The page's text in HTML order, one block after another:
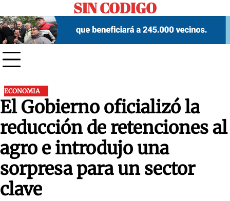
to
content
SIN CODIGO
ECONOMIA
El Gobierno oficializó la
reducción de retenciones al
agro e introdujo una
sorpresa para un sector
clave